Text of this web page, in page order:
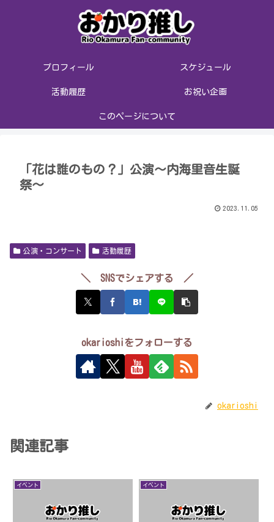
プロフィール スケジュール
活動履歴 お祝い企画
このページについて
「花は誰のもの？」公演〜内海里音生誕
祭〜
2023.11.05
公演・コンサート 活動履歴
＼ SNSでシェアする ／
okarioshiをフォローする
okarioshi
関連記事
イベント イベント